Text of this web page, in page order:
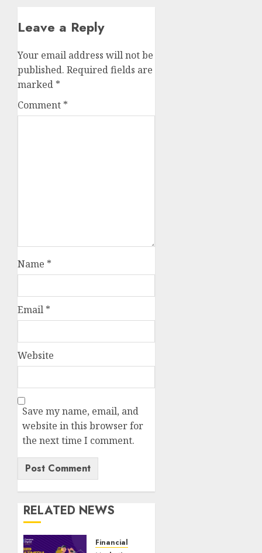
Leave a Reply
Your email address will not be
published. Required fields are
marked *
Comment *
Name *
Email *
Website
Save my name, email, and
website in this browser for
the next time I comment.
RELATED NEWS
Financial